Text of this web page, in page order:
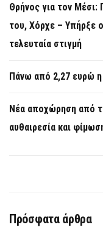
Θρήνος για τον Μέσι:
του, Χόρχε – Υπήρξε
τελευταία στιγμή
Πάνω από 2,27 ευρώ η
Νέα αποχώρηση από
αυθαιρεσία και
Πρόσφατα άρθρα